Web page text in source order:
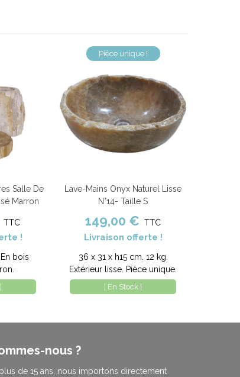
Comparer
Salle De
Marron
TTC
!
bois
Pièce unique !
Ajouter au panier Comparer
Lave-Mains Onyx Naturel Lisse
N°14- Taille S
149,00 € TTC
Livraison offerte !
36 x 31 x h15 cm. 12 kg.
Extérieur lisse. Pièce unique.
| En Stock |
nous ?
de 15 ans, nous importons directement